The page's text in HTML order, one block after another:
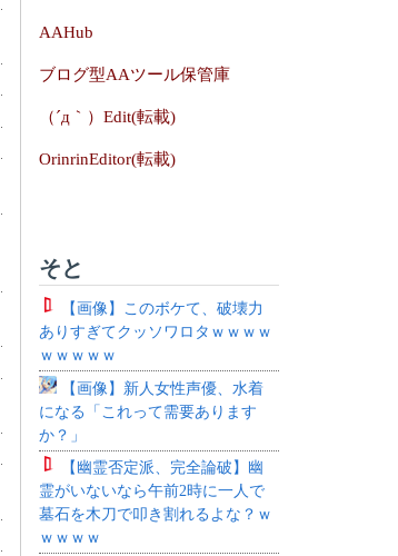
AAHub
ブログ型AAツール保管庫
（´д｀）Edit(転載)
OrinrinEditor(転載)
そと
【画像】このボケて、破壊力
ありすぎてクッソワロタｗｗｗｗ
ｗｗｗｗｗ
【画像】新人女性声優、水着
になる「これって需要あります
か？」
【幽霊否定派、完全論破】幽
霊がいないなら午前2時に一人で
墓石を木刀で叩き割れるよな？ｗ
ｗｗｗｗ